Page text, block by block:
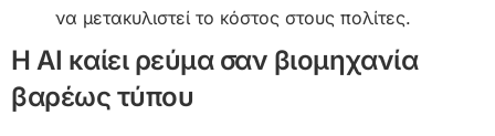
να μετακυλιστεί το κόστος στους πολίτες.
Η AI καίει ρεύμα σαν βιομηχανία
βαρέως τύπου